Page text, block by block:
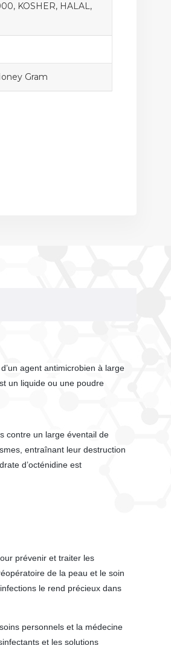
KOSHER, HALAL,
Gram
agent antimicrobien à large
un liquide ou une poudre
contre un large éventail de
entraînant leur destruction
d’octénidine est
prévenir et traiter les
de la peau et le soin
le rend précieux dans
personnels et la médecine
et les solutions